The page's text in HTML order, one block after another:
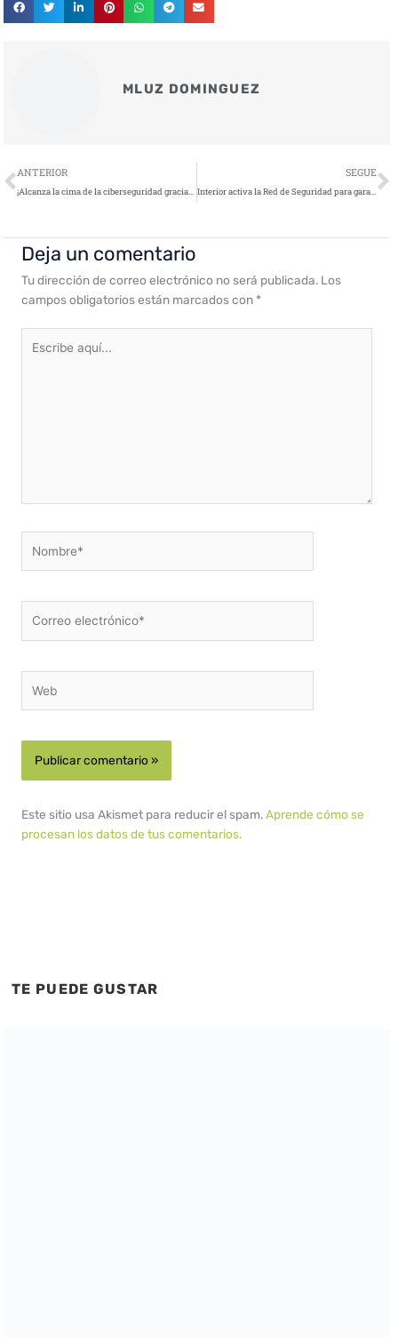
MLUZ DOMINGUEZ
Ant
ANTERIOR
¡Alcanza la cima de la ciberseguridad gracias a Ciberseguridad Expo 2023!
SEGUE
Interior activa la Red de Seguridad para garantizar la ciberseguridad y la lucha contra la desinformación de cara al 28M
Deja un comentario
Tu dirección de correo electrónico no será publicada. Los
campos obligatorios están marcados con *
aquí...
electrónico*
Este sitio usa Akismet para reducir el spam.Aprende cómo se
procesan los datos de tus comentarios.
TE PUEDE GUSTAR